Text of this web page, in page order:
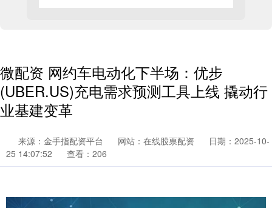
微配资 网约车电动化下半场：优步
(UBER.US)充电需求预测工具上线 撬动行
业基建变革
来源：金手指配资平台 网站：在线股票配资
日期：2025-10-
25 14:07:52
查看：206